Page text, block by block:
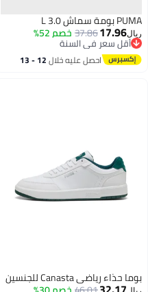
PUMA بومة سماش 3.0 L
ريال17.96
37.86خصم 52%
أقل سعر في السنة
أقل سعر في السنة
احصل عليه خلال 12 - 13
بوما حذاء رياضي Canasta للجنسين